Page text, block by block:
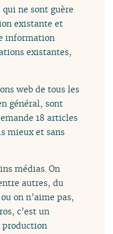
ne sont guère
existante et
information
existantes,
web de tous les
général, sont
18 articles
mieux et sans
médias. On
autres, du
on n’aime pas,
c’est un
production